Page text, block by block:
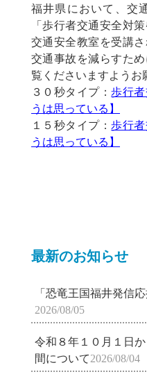
福井県において、交
「歩行者交通安全対
交通安全教室を受講
交通事故を減らすた
覧くださいますようお
３０秒タイプ：歩行
うは思っている】
１５秒タイプ：歩行
うは思っている】
最新のお知らせ
「恐竜王国福井発信
2026/08/05
令和８年１０月１日
間について2026/08/04